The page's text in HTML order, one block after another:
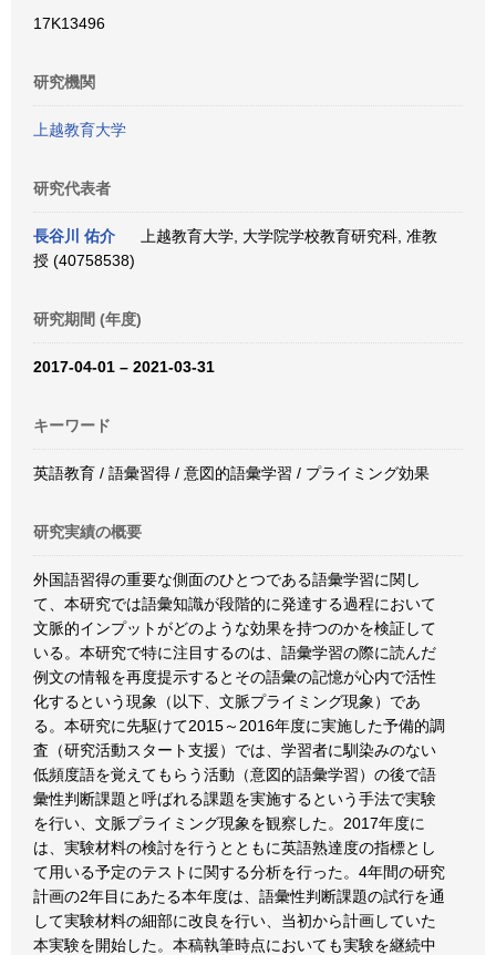
17K13496
研究機関
上越教育大学
研究代表者
長谷川 佑介
上越教育大学, 大学院学校教育研究科, 准教
授 (40758538)
研究期間 (年度)
2017-04-01 – 2021-03-31
キーワード
英語教育 / 語彙習得 / 意図的語彙学習 / プライミング効果
研究実績の概要
外国語習得の重要な側面のひとつである語彙学習に関し
て、本研究では語彙知識が段階的に発達する過程において
文脈的インプットがどのような効果を持つのかを検証して
いる。本研究で特に注目するのは、語彙学習の際に読んだ
例文の情報を再度提示するとその語彙の記憶が心内で活性
化するという現象（以下、文脈プライミング現象）であ
る。本研究に先駆けて2015～2016年度に実施した予備的調
査（研究活動スタート支援）では、学習者に馴染みのない
低頻度語を覚えてもらう活動（意図的語彙学習）の後で語
彙性判断課題と呼ばれる課題を実施するという手法で実験
を行い、文脈プライミング現象を観察した。2017年度に
は、実験材料の検討を行うとともに英語熟達度の指標とし
て用いる予定のテストに関する分析を行った。4年間の研究
計画の2年目にあたる本年度は、語彙性判断課題の試行を通
して実験材料の細部に改良を行い、当初から計画していた
本実験を開始した。本稿執筆時点においても実験を継続中